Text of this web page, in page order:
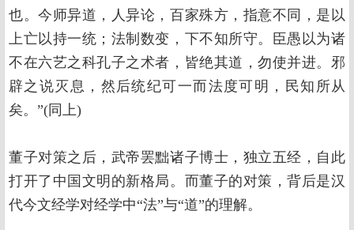
也。今师异道，人异论，百家殊方，指意不同，是以
上亡以持一统；法制数变，下不知所守。臣愚以为诸
不在六艺之科孔子之术者，皆绝其道，勿使并进。邪
辟之说灭息，然后统纪可一而法度可明，民知所从
矣。”(同上)
董子对策之后，武帝罢黜诸子博士，独立五经，自此
打开了中国文明的新格局。而董子的对策，背后是汉
代今文经学对经学中“法”与“道”的理解。